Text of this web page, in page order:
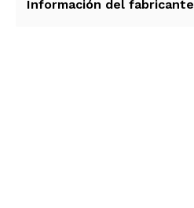
Información del fabricante